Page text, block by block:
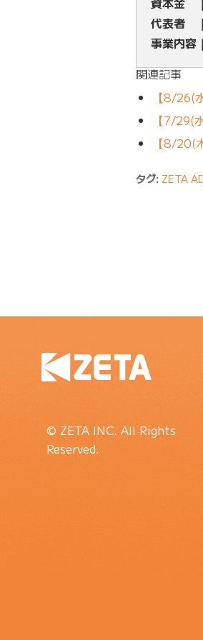
代表者
事業内容
関連記事
【8/
【7/
【8/20(
タグ: ZETA
© ZETA INC. All Rights
Reserved.